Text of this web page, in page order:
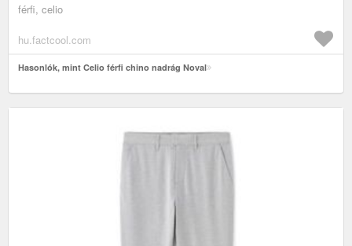
férfi, celio
hu.factcool.com
Hasonlók, mint Celio férfi chino nadrág Noval